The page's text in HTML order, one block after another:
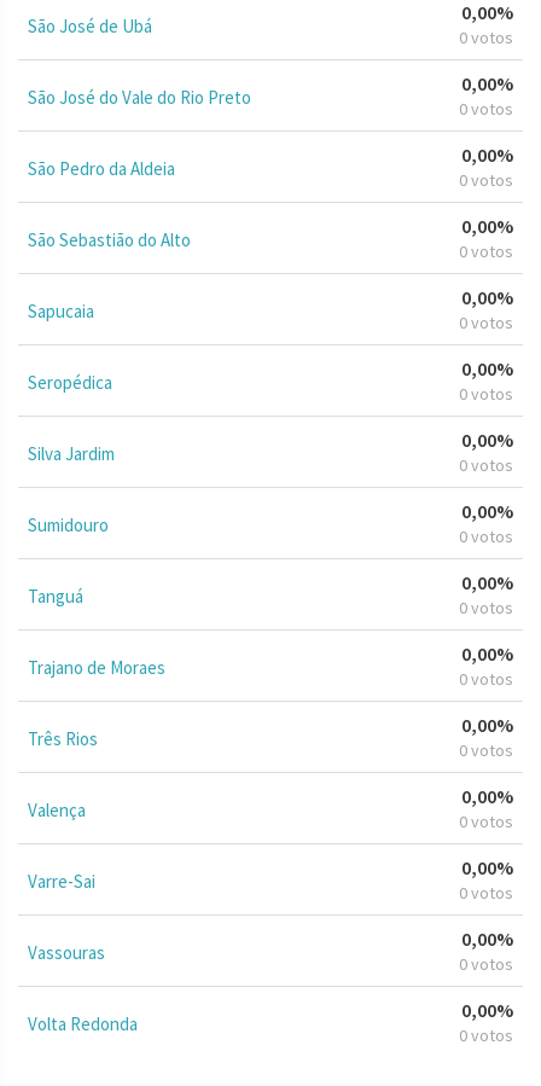
São José de Ubá
0,00%
0 votos
São José do Vale do Rio Preto
0,00%
0 votos
São Pedro da Aldeia
0,00%
0 votos
São Sebastião do Alto
0,00%
0 votos
Sapucaia
0,00%
0 votos
Seropédica
0,00%
0 votos
Silva Jardim
0,00%
0 votos
Sumidouro
0,00%
0 votos
Tanguá
0,00%
0 votos
Trajano de Moraes
0,00%
0 votos
Três Rios
0,00%
0 votos
Valença
0,00%
0 votos
Varre-Sai
0,00%
0 votos
Vassouras
0,00%
0 votos
Volta Redonda
0,00%
0 votos